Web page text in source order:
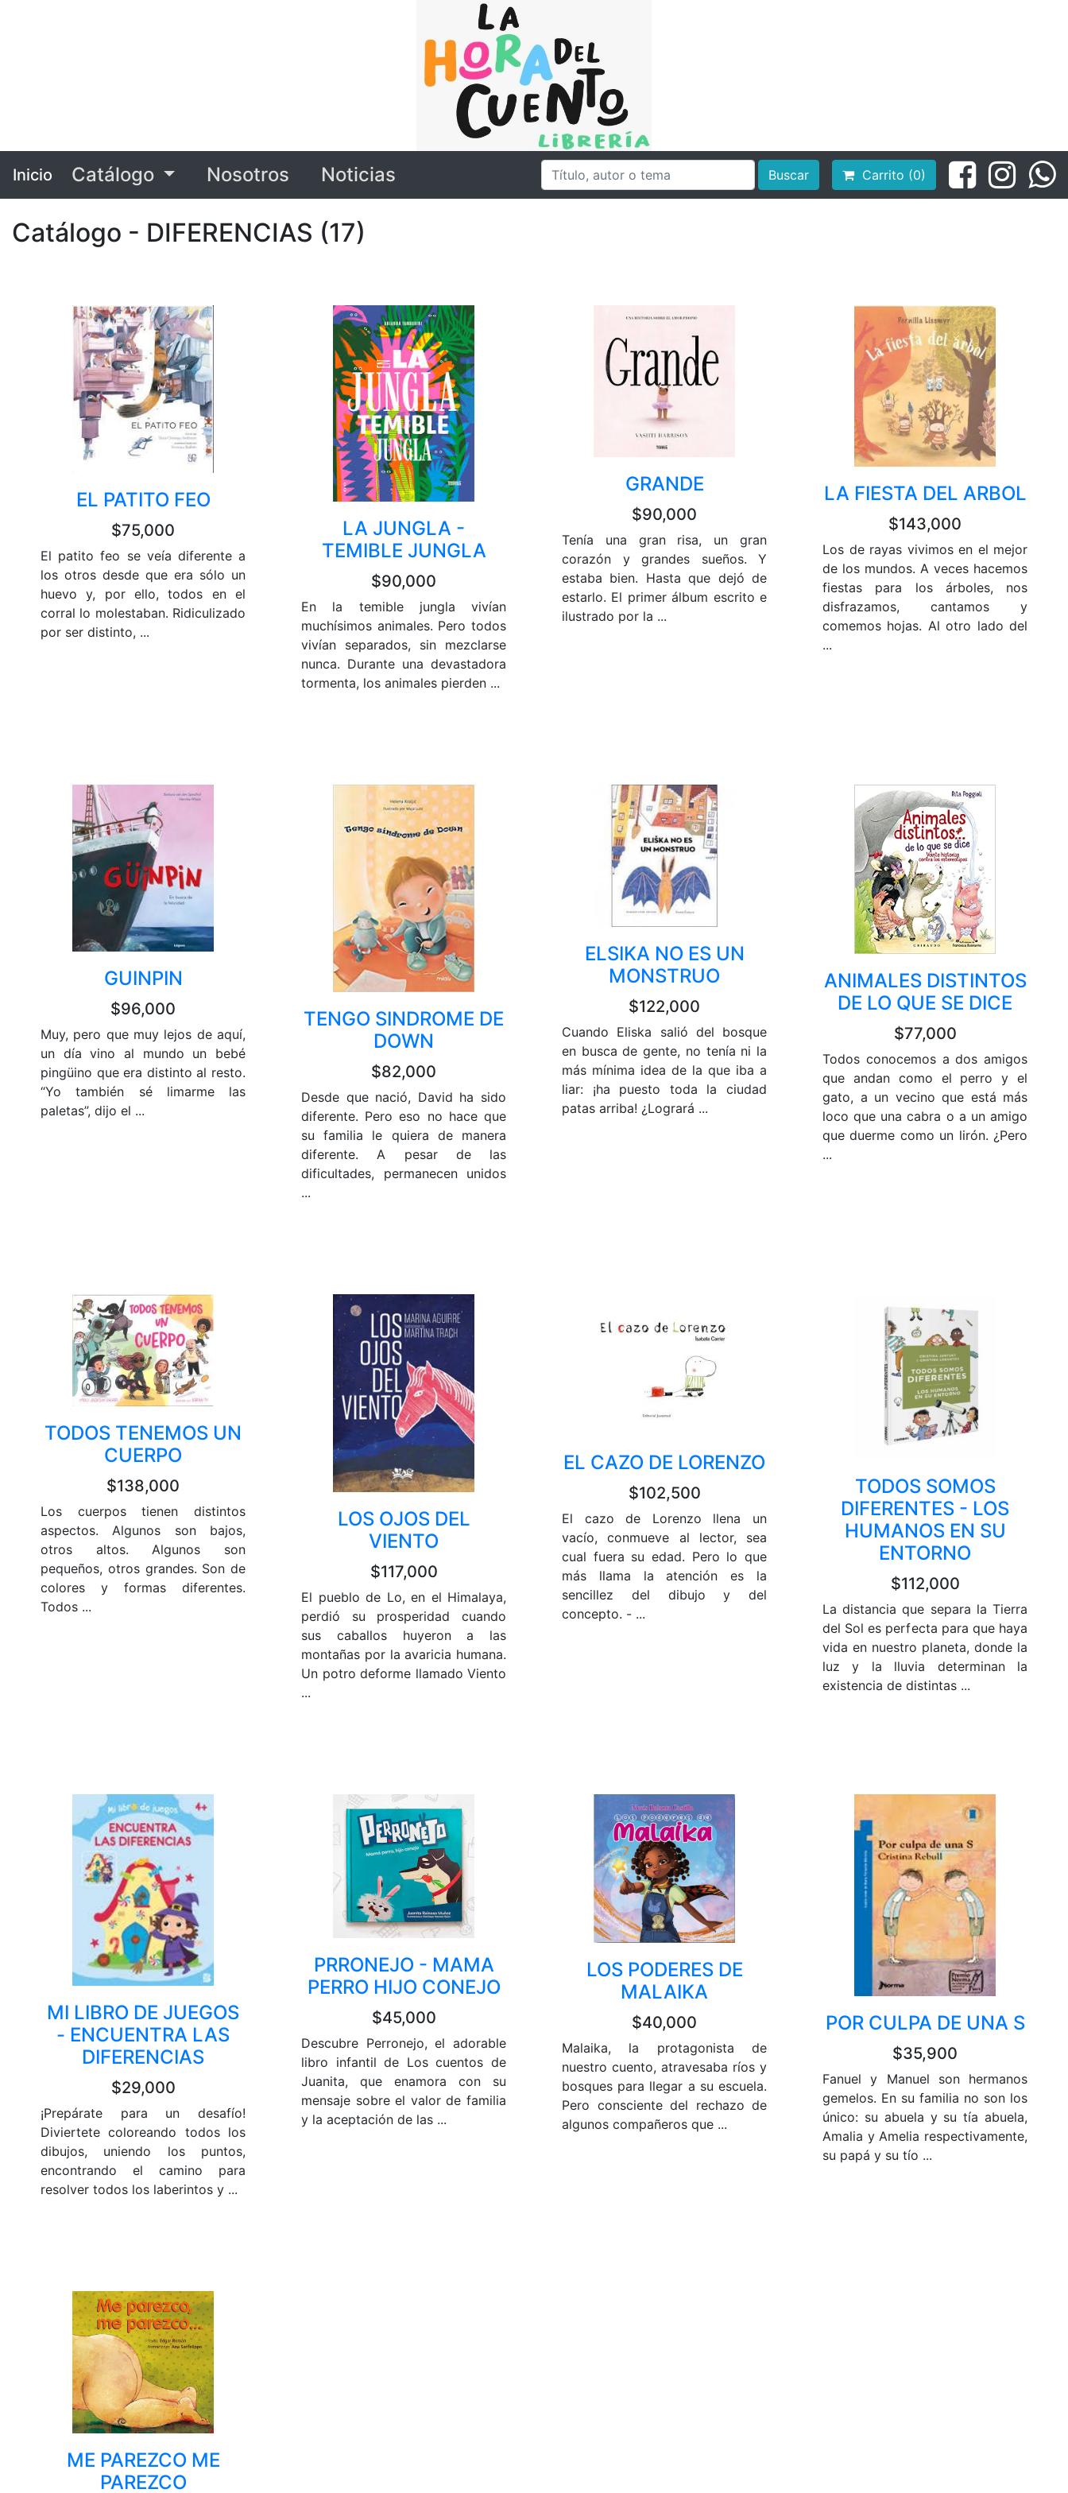
Inicio Catálogo Nosotros Noticias Buscar Carrito (0)
Catálogo - DIFERENCIAS (17)
EL PATITO FEO
$75,000
El patito feo se veía diferente a
los otros desde que era sólo un
huevo y, por ello, todos en el
corral lo molestaban. Ridiculizado
por ser distinto, ...
LA JUNGLA -
TEMIBLE JUNGLA
$90,000
En la temible jungla vivían
muchísimos animales. Pero todos
vivían separados, sin mezclarse
nunca. Durante una devastadora
tormenta, los animales pierden ...
GRANDE
$90,000
Tenía una gran risa, un gran
corazón y grandes sueños. Y
estaba bien. Hasta que dejó de
estarlo. El primer álbum escrito e
ilustrado por la ...
LA FIESTA DEL ARBOL
$143,000
Los de rayas vivimos en el mejor
de los mundos. A veces hacemos
fiestas para los árboles, nos
disfrazamos, cantamos y
comemos hojas. Al otro lado del
...
GUINPIN
$96,000
Muy, pero que muy lejos de aquí,
un día vino al mundo un bebé
pingüino que era distinto al resto.
“Yo también sé limarme las
paletas”, dijo el ...
TENGO SINDROME DE
DOWN
$82,000
Desde que nació, David ha sido
diferente. Pero eso no hace que
su familia le quiera de manera
diferente. A pesar de las
dificultades, permanecen unidos
...
ELSIKA NO ES UN
MONSTRUO
$122,000
Cuando Eliska salió del bosque
en busca de gente, no tenía ni la
más mínima idea de la que iba a
liar: ¡ha puesto toda la ciudad
patas arriba! ¿Logrará ...
ANIMALES DISTINTOS
DE LO QUE SE DICE
$77,000
Todos conocemos a dos amigos
que andan como el perro y el
gato, a un vecino que está más
loco que una cabra o a un amigo
que duerme como un lirón. ¿Pero
...
TODOS TENEMOS UN
CUERPO
$138,000
Los cuerpos tienen distintos
aspectos. Algunos son bajos,
otros altos. Algunos son
pequeños, otros grandes. Son de
colores y formas diferentes.
Todos ...
LOS OJOS DEL
VIENTO
$117,000
El pueblo de Lo, en el Himalaya,
perdió su prosperidad cuando
sus caballos huyeron a las
montañas por la avaricia humana.
Un potro deforme llamado Viento
...
EL CAZO DE LORENZO
$102,500
El cazo de Lorenzo llena un
vacío, conmueve al lector, sea
cual fuera su edad. Pero lo que
más llama la atención es la
sencillez del dibujo y del
concepto. - ...
TODOS SOMOS
DIFERENTES - LOS
HUMANOS EN SU
ENTORNO
$112,000
La distancia que separa la Tierra
del Sol es perfecta para que haya
vida en nuestro planeta, donde la
luz y la lluvia determinan la
existencia de distintas ...
MI LIBRO DE JUEGOS
- ENCUENTRA LAS
DIFERENCIAS
$29,000
¡Prepárate para un desafío!
Diviertete coloreando todos los
dibujos, uniendo los puntos,
encontrando el camino para
resolver todos los laberintos y ...
PRRONEJO - MAMA
PERRO HIJO CONEJO
$45,000
Descubre Perronejo, el adorable
libro infantil de Los cuentos de
Juanita, que enamora con su
mensaje sobre el valor de familia
y la aceptación de las ...
LOS PODERES DE
MALAIKA
$40,000
Malaika, la protagonista de
nuestro cuento, atravesaba ríos y
bosques para llegar a su escuela.
Pero consciente del rechazo de
algunos compañeros que ...
POR CULPA DE UNA S
$35,900
Fanuel y Manuel son hermanos
gemelos. En su familia no son los
único: su abuela y su tía abuela,
Amalia y Amelia respectivamente,
su papá y su tío ...
ME PAREZCO ME
PAREZCO